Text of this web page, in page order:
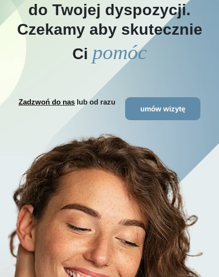
do Twojej dyspozycji.
Czekamy aby skutecznie
Ci pomóc
Zadzwoń do nas lub od razu
umów wizytę